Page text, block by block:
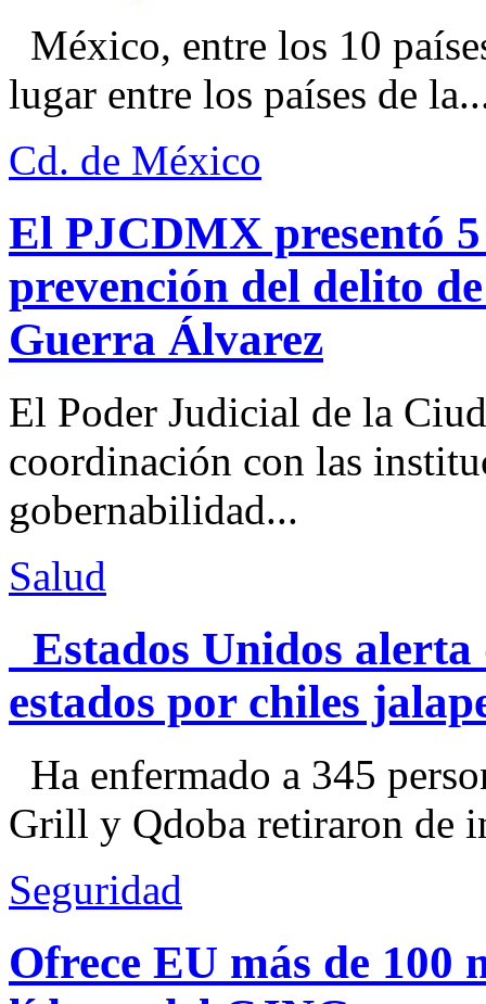
México, entre los 10
lugar entre los países de
Cd. de México
El PJCDMX presentó
prevención del delito
Guerra Álvarez
El Poder Judicial de la
coordinación con las
gobernabilidad...
Salud
Estados Unidos alerta
estados por chiles
Ha enfermado a 345
Grill y Qdoba retiraron de
Seguridad
Ofrece EU más de 100